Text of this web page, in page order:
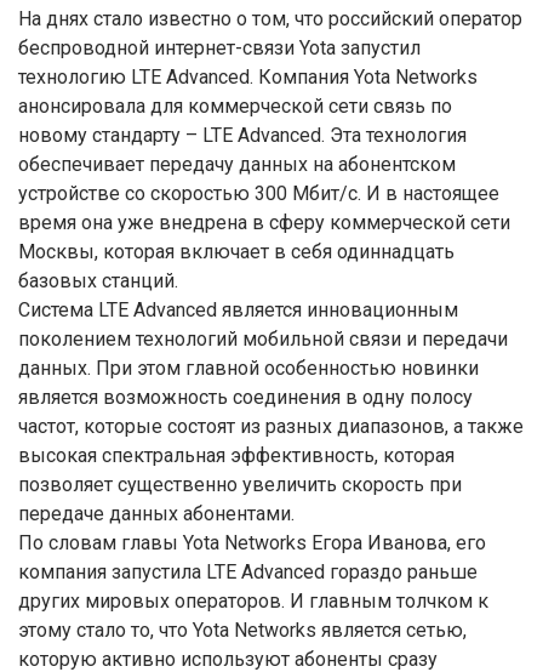
На днях стало известно о том, что российский оператор
беспроводной интернет-связи Yota запустил
технологию LTE Advanced. Компания Yota Networks
анонсировала для коммерческой сети связь по
новому стандарту – LTE Advanced. Эта технология
обеспечивает передачу данных на абонентском
устройстве со скоростью 300 Мбит/с. И в настоящее
время она уже внедрена в сферу коммерческой сети
Москвы, которая включает в себя одиннадцать
базовых станций.
Система LTE Advanced является инновационным
поколением технологий мобильной связи и передачи
данных. При этом главной особенностью новинки
является возможность соединения в одну полосу
частот, которые состоят из разных диапазонов, а также
высокая спектральная эффективность, которая
позволяет существенно увеличить скорость при
передаче данных абонентами.
По словам главы Yota Networks Егора Иванова, его
компания запустила LTE Advanced гораздо раньше
других мировых операторов. И главным толчком к
этому стало то, что Yota Networks является сетью,
которую активно используют абоненты сразу